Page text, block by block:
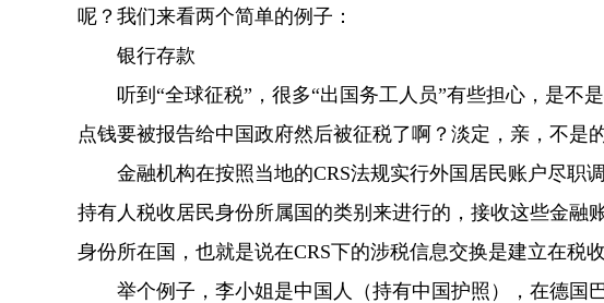
呢？我们来看两个简单的例子：
银行存款
听到“全球征税”，很多“出国务工人员”有些担心，是不
点钱要被报告给中国政府然后被征税了啊？淡定，亲，不是的
金融机构在按照当地的CRS法规实行外国居民账户尽职
持有人税收居民身份所属国的类别来进行的，接收这些金融
身份所在国，也就是说在CRS下的涉税信息交换是建立在税
举个例子，李小姐是中国人（持有中国护照），在德国